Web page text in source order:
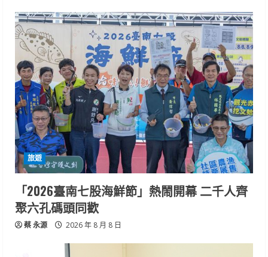
旅遊
「2026臺南七股海鮮節」熱鬧開幕 二千人齊
聚六孔碼頭同歡
蔡 永源 2026 年 8 月 8 日